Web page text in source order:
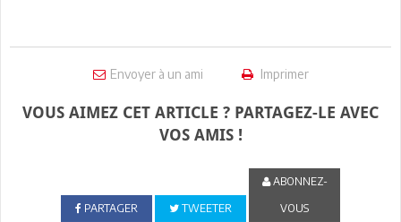
Envoyer à un ami Imprimer
VOUS AIMEZ CET ARTICLE ? PARTAGEZ-LE AVEC
VOS AMIS !
PARTAGER TWEETER
ABONNEZ-
VOUS